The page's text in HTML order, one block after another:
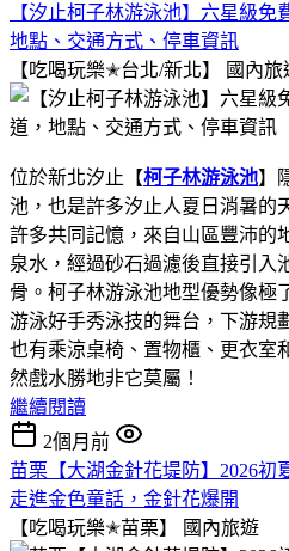
【汐止柯子林游泳池】六星級免
地點、交通方式、停車資訊
【吃喝玩樂✭台北/新北】
國內旅
位於新北汐止【柯子林游泳池】
池，也是許多汐止人夏日消暑的
許多共同記憶，來自山區豐沛的
泉水，經過砂石過濾後直接引入
骨。柯子林游泳池地型優勢像極
游泳好手秀泳技的舞台，下游規
也有乘涼桌椅、置物櫃、更衣室
然戲水勝地非它莫屬！
繼續閱讀
2個月前
苗栗【大湖金針花堤防】2026初
走進金色童話，金針花爆開
【吃喝玩樂✭苗栗】
國內旅遊